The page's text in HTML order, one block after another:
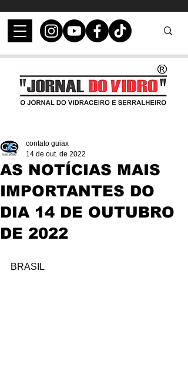
AS NOTÍCIAS MAIS
IMPORTANTES DO
DIA 14 DE OUTUBRO
DE 2022
contato guiax
14 de out. de 2022
BRASIL